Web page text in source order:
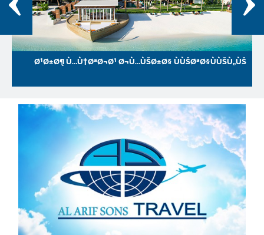
Ø¹Ø±Ø¶ Ù…Ù†ØªØ¬Ø¹ Ø¬Ù…ÙŠØ±Ø§ ÙÙŠØªØ§ÙÙŠÙ„ÙŠ